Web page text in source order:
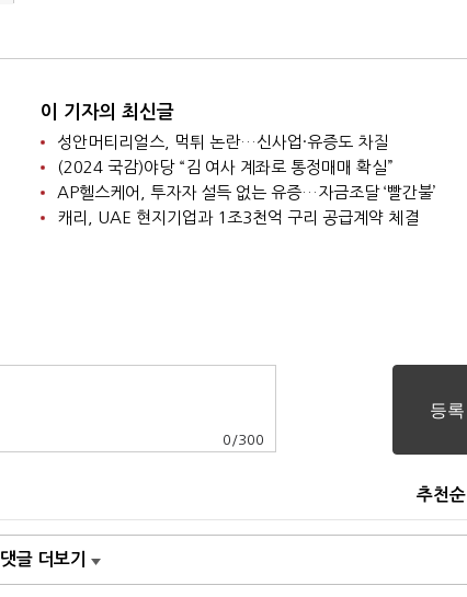
이 기자의 최신글
성안머티리얼스, 먹튀 논란…신사업·유증도 차질
(2024 국감)야당 “김 여사 계좌로 통정매매 확실”
AP헬스케어, 투자자 설득 없는 유증…자금조달 ‘빨간불’
캐리, UAE 현지기업과 1조3천억 구리 공급계약 체결
0 /300
추천순
댓글 더보기